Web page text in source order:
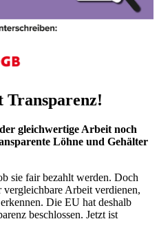
gleichwertige Arbeit noch
Löhne und Gehälter
sie fair bezahlt werden. Doch
Arbeit verdienen,
Die EU hat deshalb
beschlossen. Jetzt ist